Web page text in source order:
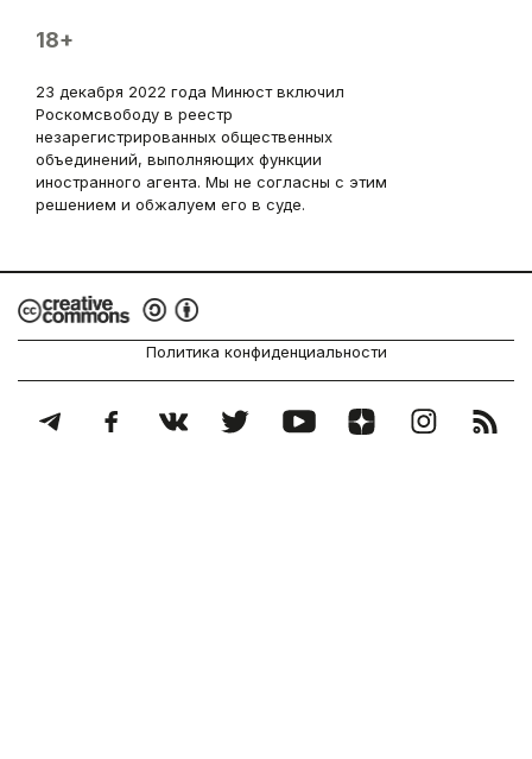
18+
23 декабря 2022 года Минюст включил
Роскомсвободу в реестр
незарегистрированных общественных
объединений, выполняющих функции
иностранного агента. Мы не согласны с этим
решением и обжалуем его в суде.
Политика конфиденциальности